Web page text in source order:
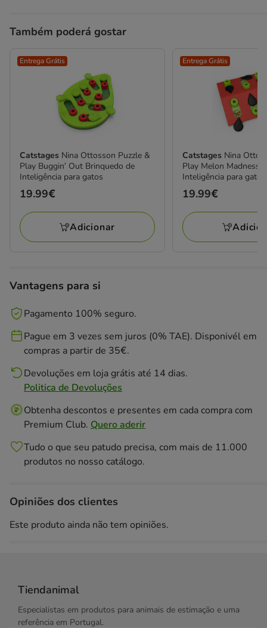
Também poderá gostar
Entrega Grátis
Catstages Nina Ottosson Puzzle &
Play Buggin’ Out Brinquedo de
Inteligência para gatos
Preço
19.99€
Adicionar
Entrega Grátis
Catstages Nina
Play Melon Madness
Inteligência para gatos
Preço
19.99€
Vantagens para si
Pagamento 100% seguro.
Pague em 3 vezes sem juros (0% TAE). Disponivél em
compras a partir de 35€.
Devoluções em loja grátis até 14 dias.
Politica de Devoluções
Obtenha descontos e presentes em cada compra com
Premium Club. Quero aderir
Tudo o que seu patudo precisa, com mais de 11.000
produtos no nosso catálogo.
Opiniões dos clientes
Este produto ainda não tem opiniões.
Tiendanimal
Especialistas em produtos para animais de estimação e uma
referência em Portugal.